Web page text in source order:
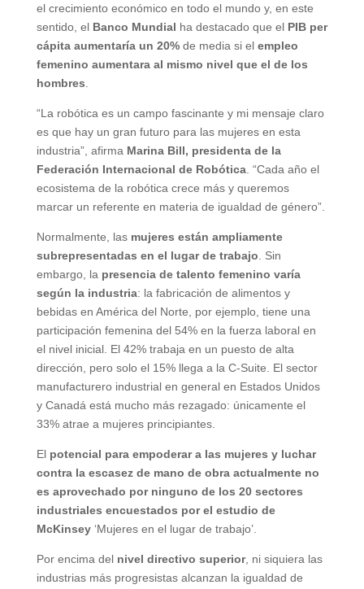
el crecimiento económico en todo el mundo y, en este
sentido, elBanco Mundial ha destacado que elPIB per
cápita aumentaría un 20% de media si el empleo
femenino aumentara al mismo nivel que el de los
hombres
“La robótica es un campo fascinante y mi mensaje claro
es que hay un gran futuro para las mujeres en esta
industria”, afirma Marina Bill, presidenta de la
Federación Internacional de Robótica. “Cada año el
ecosistema de la robótica crece más y queremos
marcar un referente en materia de igualdad de género”.
Normalmente, las mujeres están ampliamente
subrepresentadas en el lugar de trabajo . Sin
embargo, la presencia de talento femenino varía
según la industria: la fabricación de alimentos y
bebidas en América del Norte, por ejemplo, tiene una
participación femenina del 54% en la fuerza laboral en
el nivel inicial. El 42% trabaja en un puesto de alta
dirección, pero solo el 15% llega a la C-Suite. El sector
manufacturero industrial en general en Estados Unidos
y Canadá está mucho más rezagado: únicamente el
33% atrae a mujeres principiantes.
El potencial para empoderar a las mujeres y luchar
contra la escasez de mano de obra actualmente no
es aprovechado por ninguno de los 20 sectores
industriales encuestados por el estudio de
McKinsey‘Mujeres en el lugar de trabajo’.
Por encima del nivel directivo superior, ni siquiera las
industrias más progresistas alcanzan la igualdad de